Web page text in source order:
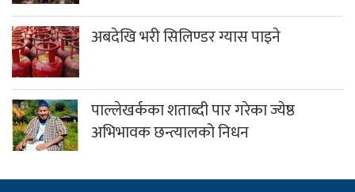
अबदेखि भरी सिलिण्डर ग्यास पाइने
पाल्लेखर्कका शताब्दी पार गरेका ज्येष्ठ
अभिभावक छन्त्यालको निधन